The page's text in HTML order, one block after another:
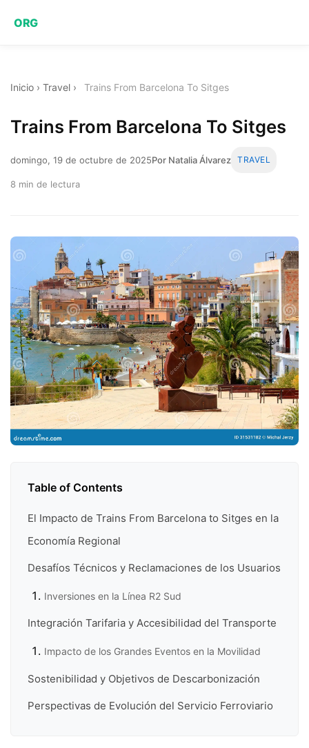
ORG
Inicio › Travel › Trains From Barcelona To Sitges
Trains From Barcelona To Sitges
domingo, 19 de octubre de 2025Por Natalia Álvarez TRAVEL
8 min de lectura
Table of Contents
El Impacto de Trains From Barcelona to Sitges en la
Economía Regional
Desafíos Técnicos y Reclamaciones de los Usuarios
Inversiones en la Línea R2 Sud
Integración Tarifaria y Accesibilidad del Transporte
Impacto de los Grandes Eventos en la Movilidad
Sostenibilidad y Objetivos de Descarbonización
Perspectivas de Evolución del Servicio Ferroviario